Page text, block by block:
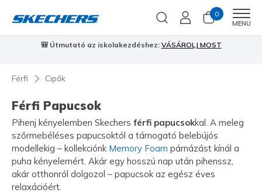
0
MENU
🎒 Útmutató az iskolakezdéshez: VÁSÁROLJ MOST
Férfi Cipők
Férfi Papucsok
Pihenj kényelemben Skechers férfi papucsokkal. A meleg
szőrmebéléses papucsoktól a támogató belebújós
modellekig – kollekciónk Memory Foam párnázást kínál a
puha kényelemért. Akár egy hosszú nap után pihenssz,
akár otthonról dolgozol – papucsok az egész éves
relaxációért.